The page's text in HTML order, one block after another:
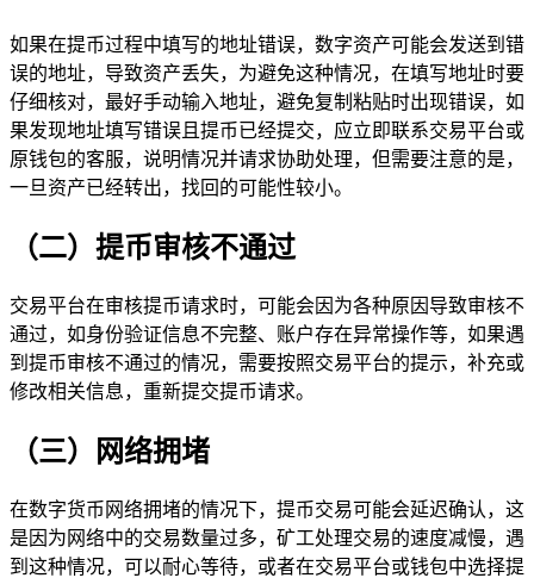
如果在提币过程中填写的地址错误，数字资产可能会发送到错
误的地址，导致资产丢失，为避免这种情况，在填写地址时要
仔细核对，最好手动输入地址，避免复制粘贴时出现错误，如
果发现地址填写错误且提币已经提交，应立即联系交易平台或
原钱包的客服，说明情况并请求协助处理，但需要注意的是，
一旦资产已经转出，找回的可能性较小。
（二）提币审核不通过
交易平台在审核提币请求时，可能会因为各种原因导致审核不
通过，如身份验证信息不完整、账户存在异常操作等，如果遇
到提币审核不通过的情况，需要按照交易平台的提示，补充或
修改相关信息，重新提交提币请求。
（三）网络拥堵
在数字货币网络拥堵的情况下，提币交易可能会延迟确认，这
是因为网络中的交易数量过多，矿工处理交易的速度减慢，遇
到这种情况，可以耐心等待，或者在交易平台或钱包中选择提